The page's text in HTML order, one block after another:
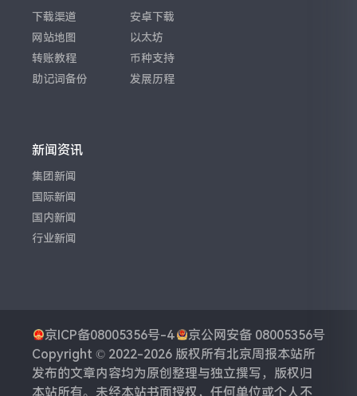
下载渠道
网站地图
转账教程
助记词备份
安卓下载
以太坊
币种支持
发展历程
新闻资讯
集团新闻
国际新闻
国内新闻
行业新闻
京ICP备08005356号-4
京公网安备 08005356号
Copyright © 2022-2026 版权所有北京周报本站所
发布的文章内容均为原创整理与独立撰写，版权归
本站所有。未经本站书面授权，任何单位或个人不